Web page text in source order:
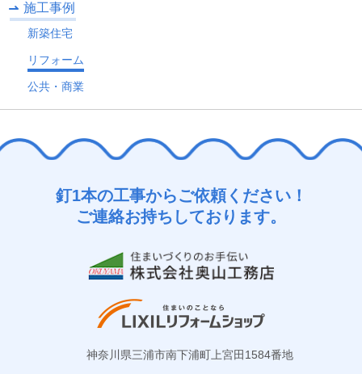
施工事例
新築住宅
リフォーム
公共・商業
釘1本の工事からご依頼ください！
ご連絡お持ちしております。
神奈川県三浦市南下浦町上宮田1584番地